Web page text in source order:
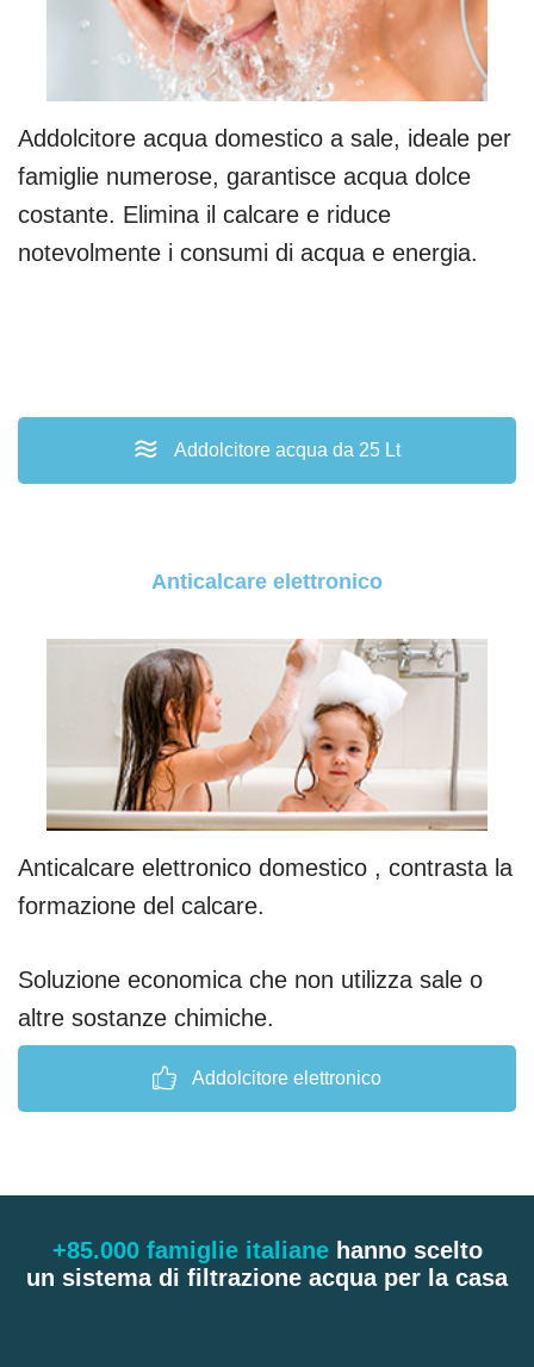
Addolcitore acqua domestico a sale, ideale per
famiglie numerose, garantisce acqua dolce
costante. Elimina il calcare e riduce
notevolmente i consumi di acqua e energia.
Addolcitore acqua da 25 Lt
Anticalcare elettronico
Anticalcare elettronico domestico , contrasta la
formazione del calcare.
Soluzione economica che non utilizza sale o
altre sostanze chimiche.
Addolcitore elettronico
+85.000 famiglie italianehanno scelto
un sistema di filtrazione acqua per la casa